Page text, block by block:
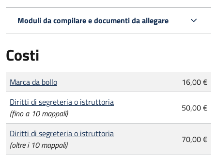
Moduli da compilare e documenti da allegare
Costi
Tipo di pagamento
Importo
Marca da bollo
16,00 €
Diritti di segreteria o istruttoria
(fino a 10 mappali)
50,00 €
Diritti di segreteria o istruttoria
(oltre i 10 mappali)
70,00 €